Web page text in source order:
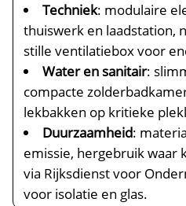
Techniek: modulaire
thuiswerk en laadstation,
stille ventilatiebox voor
Water en sanitair:
compacte
lekbakken op kritieke
Duurzaamheid:
emissie, hergebruik waar
via Rijksdienst voor
voor isolatie en glas.​